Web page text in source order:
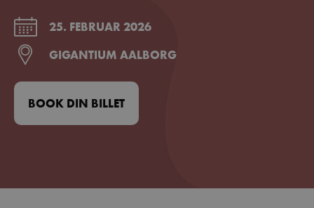
25. FEBRUAR 2026
GIGANTIUM AALBORG
BOOK DIN BILLET